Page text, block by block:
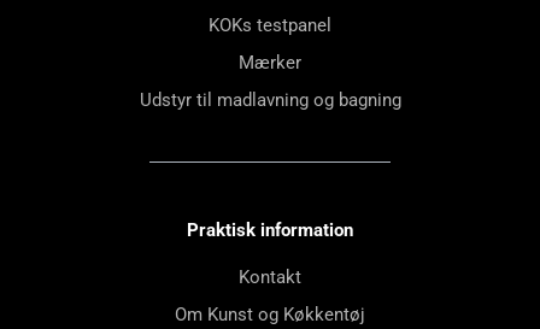
KOKs testpanel
Mærker
Udstyr til madlavning og bagning
Praktisk information
Kontakt
Om Kunst og Køkkentøj